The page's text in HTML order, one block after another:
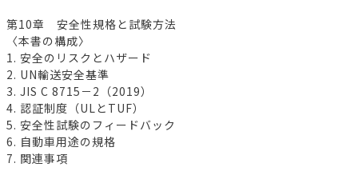
第10章 安全性規格と試験方法
〈本書の構成〉
1. 安全のリスクとハザード
2. UN輸送安全基準
3. JIS C 8715－2（2019）
4. 認証制度（ULとTUF）
5. 安全性試験のフィードバック
6. 自動車用途の規格
7. 関連事項